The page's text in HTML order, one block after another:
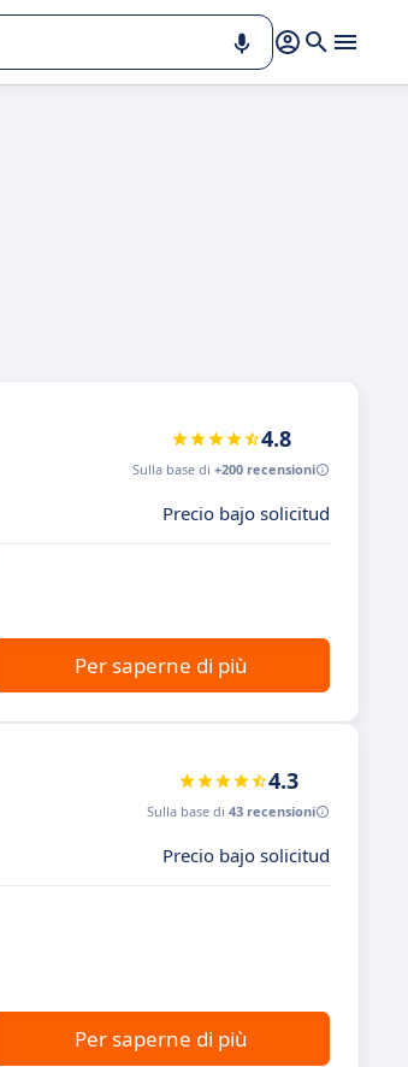
4.8
Sulla base di +200 recensioni
Precio bajo solicitud
Per saperne di più
4.3
Sulla base di 43 recensioni
Precio bajo solicitud
Per saperne di più